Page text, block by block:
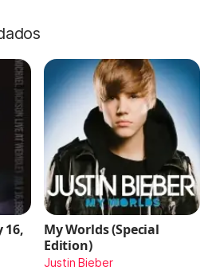
16,
My Worlds (Special
Edition)
Justin Bieber